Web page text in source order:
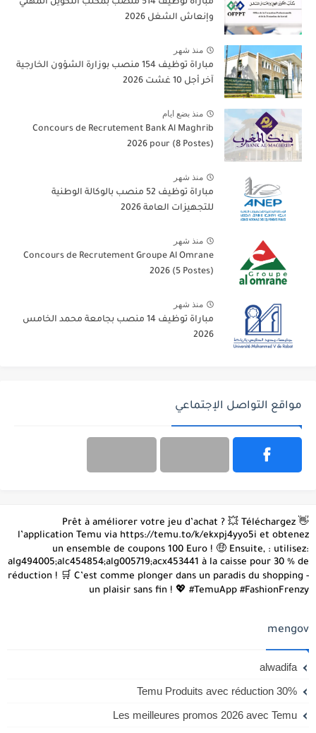
مباراة توظيف 453 منصب بوزارة الاقتصاد والمالية
آخر أجل 10 غشت 2026
منذ شهر
TotalEnergies recrute : 9 postes ouverts dans
plusieurs
منذ يوم
مباراة توظيف 514 منصب بمكتب التكوين المهني
وإنعاش الشغل 2026
منذ شهر
مباراة توظيف 154 منصب بوزارة الشؤون الخارجية
آخر أجل 10 غشت 2026
منذ بضع ايام
Concours de Recrutement Bank Al Maghrib
2026 pour (8 Postes)
منذ شهر
مباراة توظيف 52 منصب بالوكالة الوطنية
للتجهيزات العامة 2026
2026 (5 Postes)
منذ شهر
مواقع التواصل الإجتماعي
👋 Prêt à améliorer votre jeu d’achat ? 💥 Téléchargez
l’application Temu via https://temu.to/k/ekxpj4yyo5i et obtenez
alg494005;alc454854;alg005719;acx453441 à la caisse pour 30 % de
un plaisir sans fin ! 💖 #TemuApp #FashionFrenzy